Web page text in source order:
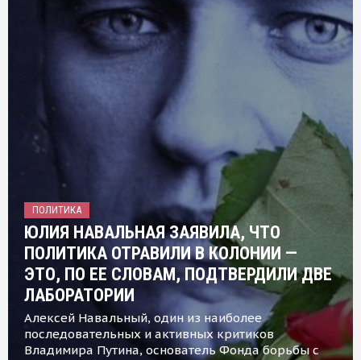
ПОЛИТИКА
ЮЛИЯ НАВАЛЬНАЯ ЗАЯВИЛА, ЧТО
ПОЛИТИКА ОТРАВИЛИ В КОЛОНИИ —
ЭТО, ПО ЕЕ СЛОВАМ, ПОДТВЕРДИЛИ ДВЕ
ЛАБОРАТОРИИ
Алексей Навальный, один из наиболее
последовательных и активных критиков
Владимира Путина, основатель Фонда борьбы с